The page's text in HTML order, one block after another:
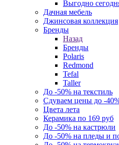
Выгодно
Дачная мебель
Джинсовая коллекция
Бренды
Назад
Бренды
Polaris
Redmond
Tefal
Taller
До -50% на текстиль
Сдуваем цены до -
Цвета лета
Керамика по 169 руб
До -50% на кастрюли
До -50% на пледы и